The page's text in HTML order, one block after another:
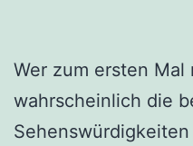
Wer zum ersten
wahrscheinlich die